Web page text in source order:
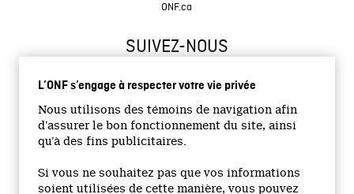
L’ONF s’engage à respecter votre vie privée
Nous utilisons des témoins de navigation afin
d’assurer le bon fonctionnement du site, ainsi
qu’à des fins publicitaires.
Si vous ne souhaitez pas que vos informations
soient utilisées de cette manière, vous pouvez
ONF.ca
SUIVEZ-NOUS
Site institutionnel